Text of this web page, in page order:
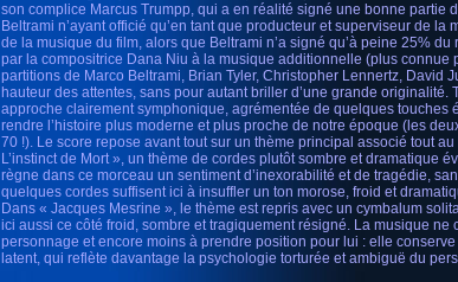
son complice Marcus Trumpp, qui a en réalité signé une bonne partie
Beltrami n’ayant officié qu’en tant que producteur et superviseur de
de la musique du film, alors que Beltrami n’a signé qu’à peine 25%
par la compositrice Dana Niu à la musique additionnelle (plus connue
partitions de Marco Beltrami, Brian Tyler, Christopher Lennertz, David
hauteur des attentes, sans pour autant briller d’une grande originalité.
approche clairement symphonique, agrémentée de quelques touches
rendre l’histoire plus moderne et plus proche de notre époque (les
70 !). Le score repose avant tout sur un thème principal associé tout
L’instinct de Mort », un thème de cordes plutôt sombre et dramatique
règne dans ce morceau un sentiment d’inexorabilité et de tragédie,
quelques cordes suffisent ici à insuffler un ton morose, froid et
Dans « Jacques Mesrine », le thème est repris avec un cymbalum
ici aussi ce côté froid, sombre et tragiquement résigné. La musique ne
personnage et encore moins à prendre position pour lui : elle
latent, qui reflète davantage la psychologie torturée et ambiguë du